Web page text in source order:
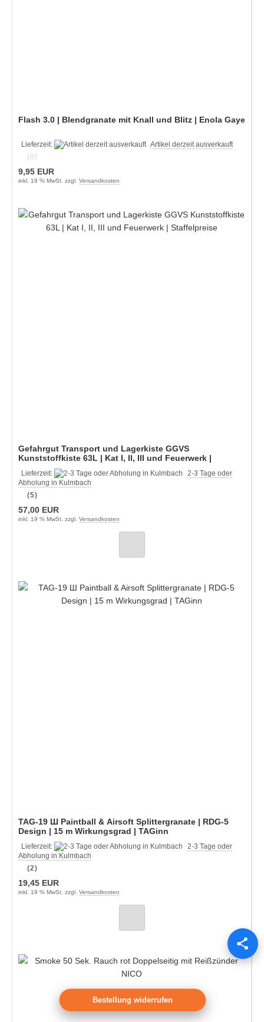
Flash 3.0 | Blendgranate mit Knall und Blitz | Enola Gaye
Lieferzeit:
Artikel derzeit ausverkauft
(0)
9,95 EUR
inkl. 19 % MwSt. zzgl. Versandkosten
Gefahrgut Transport und Lagerkiste GGVS
Kunststoffkiste 63L | Kat I, II, III und Feuerwerk |
Staffelpreise
Lieferzeit:
2-3 Tage oder
Abholung in Kulmbach
(5)
57,00 EUR
inkl. 19 % MwSt. zzgl. Versandkosten
TAG-19 Ш Paintball & Airsoft Splittergranate | RDG-5
Design | 15 m Wirkungsgrad | TAGinn
Lieferzeit:
2-3 Tage oder
Abholung in Kulmbach
(2)
19,45 EUR
inkl. 19 % MwSt. zzgl. Versandkosten
Bestellung widerrufen